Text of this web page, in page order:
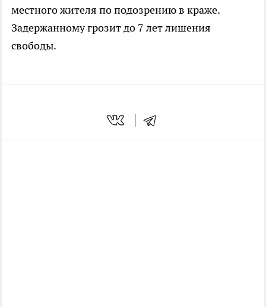
местного жителя по подозрению в краже.
Задержанному грозит до 7 лет лишения
свободы.